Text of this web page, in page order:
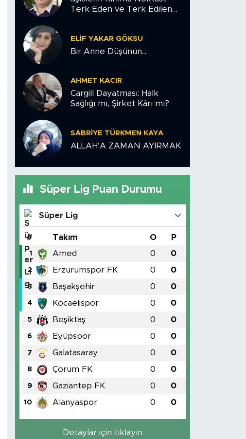
Terk Eden ve Terk Edilen
ELIF YAKAR GÖKSU
Bir Anne Düşünün...
AHMET KACIR
Cargill Dayatması: Halk
Sağlığı mı, Şirket Kârı mı?
SABRIYE TÜRKMEN KAYA
ALLAH’A ZAMAN AYIRMAK
Süper Lig Puan Durumu
Süper Lig
# Takım O P
1 Amed 0 0
2 Erzurumspor FK 0 0
3 Başakşehir 0 0
4 Kocaelispor 0 0
5 Beşiktaş 0 0
6 Eyüpspor 0 0
7 Galatasaray 0 0
8 Çorum FK 0 0
9 Gaziantep FK 0 0
10 Alanyaspor 0 0
Detaylar için tıklayın